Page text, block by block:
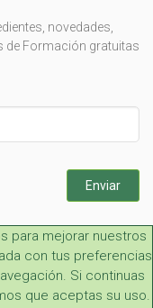
novedades,
de Formación gratuitas
Enviar
para mejorar nuestros
con tus preferencias
Si continuas
que aceptas su uso.